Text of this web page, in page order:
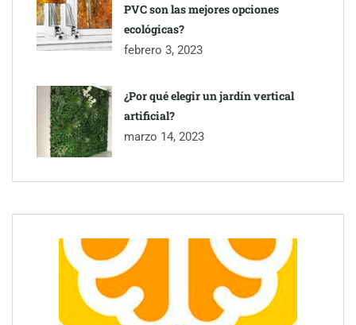
PVC son las mejores opciones
ecológicas?
febrero 3, 2023
¿Por qué elegir un jardín vertical
artificial?
marzo 14, 2023